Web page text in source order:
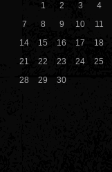
1
2 3 4
7
8 9 10 11
14
15 16 17 18
21
22 23 24 25
28
29 30